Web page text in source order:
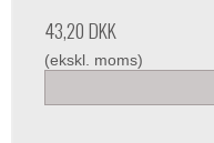
43,20 DKK
(ekskl. moms)